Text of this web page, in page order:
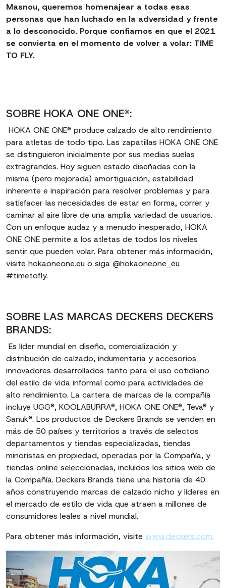
Masnou, queremos homenajear a todas esas
personas que han luchado en la adversidad y frente
a lo desconocido. Porque confiamos en que el 2021
se convierta en el momento de volver a volar: TIME
TO FLY.
SOBRE HOKA ONE ONE®:
HOKA ONE ONE® produce calzado de alto rendimiento
para atletas de todo tipo. Las zapatillas HOKA ONE ONE
se distinguieron inicialmente por sus medias suelas
extragrandes. Hoy siguen estado diseñadas con la
misma (pero mejorada) amortiguación, estabilidad
inherente e inspiración para resolver problemas y para
satisfacer las necesidades de estar en forma, correr y
caminar al aire libre de una amplia variedad de usuarios.
Con un enfoque audaz y a menudo inesperado, HOKA
ONE ONE permite a los atletas de todos los niveles
sentir que pueden volar. Para obtener más información,
visite hokaoneone.eu o siga @hokaoneone_eu
#timetofly.
SOBRE LAS MARCAS DECKERS DECKERS
BRANDS:
Es líder mundial en diseño, comercialización y
distribución de calzado, indumentaria y accesorios
innovadores desarrollados tanto para el uso cotidiano
del estilo de vida informal como para actividades de
alto rendimiento. La cartera de marcas de la compañía
incluye UGG®, KOOLABURRA®, HOKA ONE ONE®, Teva® y
Sanuk®. Los productos de Deckers Brands se venden en
más de 50 países y territorios a través de selectos
departamentos y tiendas especializadas, tiendas
minoristas en propiedad, operadas por la Compañía, y
tiendas online seleccionadas, incluidos los sitios web de
la Compañía. Deckers Brands tiene una historia de 40
años construyendo marcas de calzado nicho y líderes en
el mercado de estilo de vida que atraen a millones de
consumidores leales a nivel mundial.
Para obtener más información, visite www.deckers.com.